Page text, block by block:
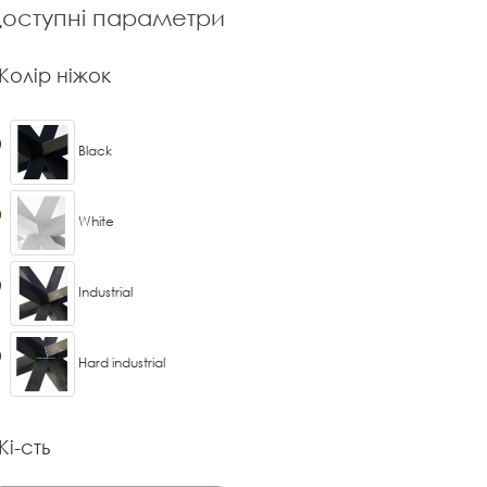
параметри
ніжок
Black
White
Industrial
Hard industrial
сть